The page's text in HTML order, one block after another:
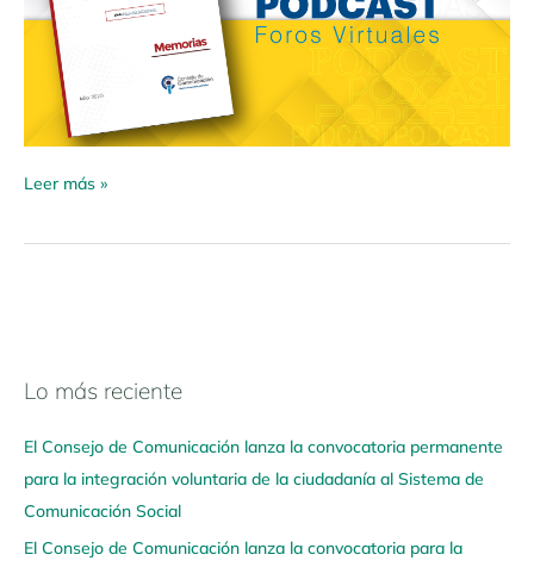
Leer más »
Lo más reciente
El Consejo de Comunicación lanza la convocatoria permanente
para la integración voluntaria de la ciudadanía al Sistema de
Comunicación Social
El Consejo de Comunicación lanza la convocatoria para la
N
v
e
g
a